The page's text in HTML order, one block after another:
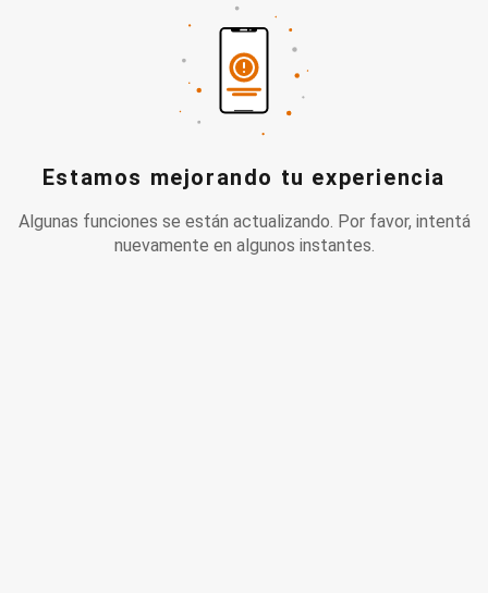
Estamos mejorando tu experiencia
Algunas funciones se están actualizando. Por favor, intentá
nuevamente en algunos instantes.